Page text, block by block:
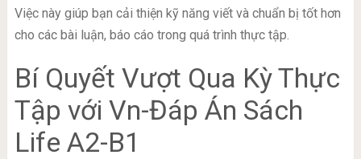
Việc này giúp bạn cải thiện kỹ năng viết và chuẩn bị tốt hơn
cho các bài luận, báo cáo trong quá trình thực tập.
Bí Quyết Vượt Qua Kỳ Thực
Tập với Vn-Đáp Án Sách
Life A2-B1